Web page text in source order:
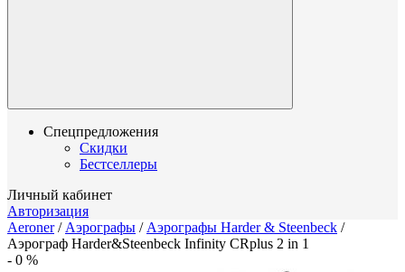
Спецпредложения
Скидки
Бестселлеры
Личный кабинет
Авторизация
Aeroner/ Аэрографы / Аэрографы Harder & Steenbeck /
Аэрограф Harder&Steenbeck Infinity CRplus 2 in 1
- 0 %